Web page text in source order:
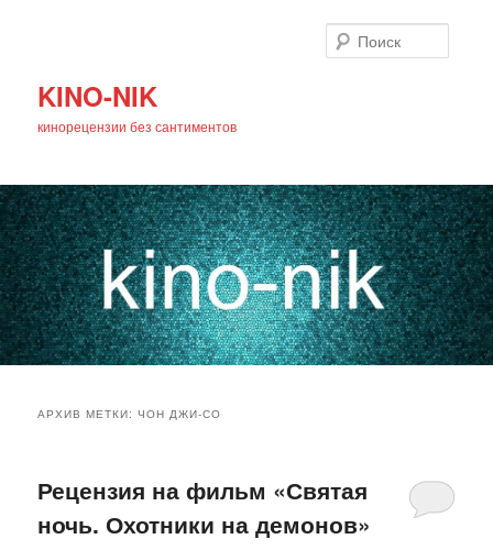
KINO-NIK
кинорецензии без сантиментов
основному
содержимому
дополнительному
содержимому
АРХИВ МЕТКИ:ЧОН ДЖИ-СО
Рецензия на фильм «Святая
ночь. Охотники на демонов»